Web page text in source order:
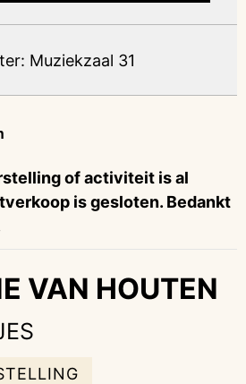
of activiteit is al
is gesloten. Bedankt
VAN HOUTEN
Muziekzaal 31